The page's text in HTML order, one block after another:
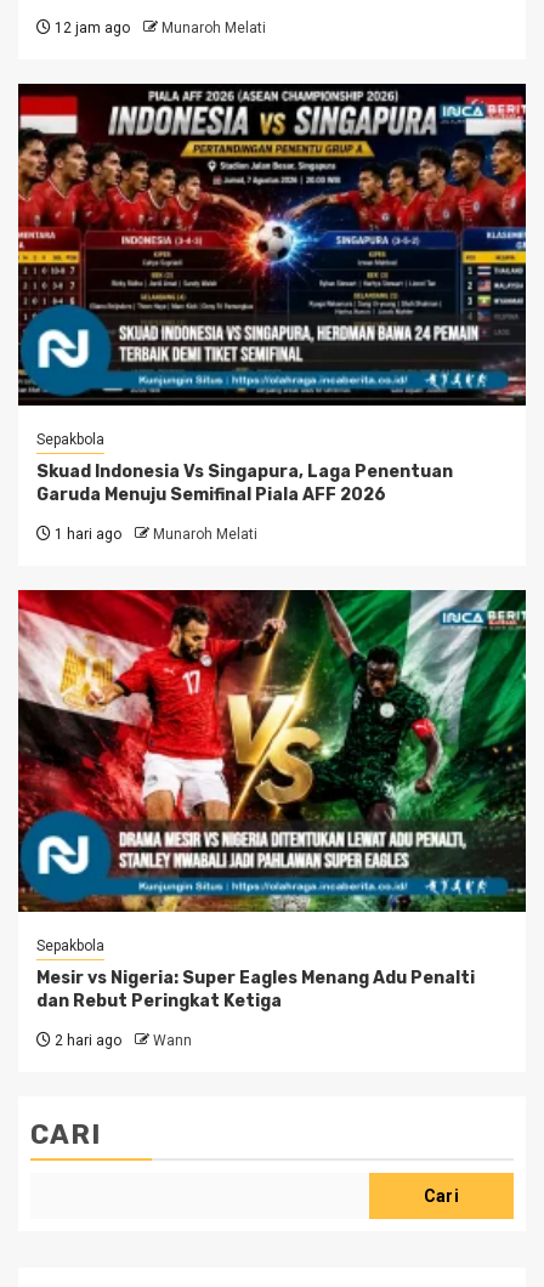
12 jam ago Munaroh Melati
Sepakbola
Skuad Indonesia Vs Singapura, Laga Penentuan
Garuda Menuju Semifinal Piala AFF 2026
1 hari ago Munaroh Melati
Sepakbola
Mesir vs Nigeria: Super Eagles Menang Adu Penalti
dan Rebut Peringkat Ketiga
2 hari ago Wann
CARI
Cari